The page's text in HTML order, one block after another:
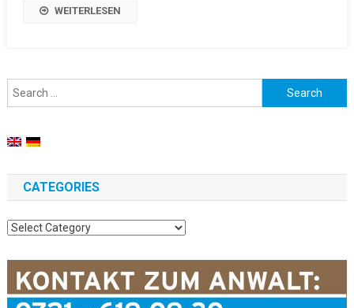
WEITERLESEN
Search for:
CATEGORIES
Categories